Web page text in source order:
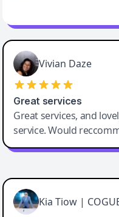
Vivian Daze
Great services
Great services, and
service. Would
Cody Crabb
Great service, Best AI tool
Kia Tiow |